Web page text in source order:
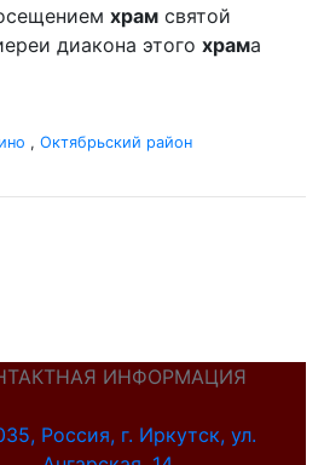
храм святой
диакона этого храма
, Октябрьский район
ИНФОРМАЦИЯ
Россия, г. Иркутск, ул.